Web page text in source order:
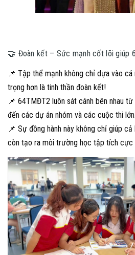
🤝 Đoàn kết – Sức mạnh cốt lõi giúp
📌 Tập thể mạnh không chỉ dựa vào cá
trọng hơn là tinh thần đoàn kết!
📌 64TMĐT2 luôn sát cánh bên nhau
đến các dự án nhóm và các cuộc thi lớn.
📌 Sự đồng hành này không chỉ giúp
còn tạo ra môi trường học tập tích cực